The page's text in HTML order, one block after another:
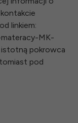
linkiem:
MK-
istotną pokrowca
pod